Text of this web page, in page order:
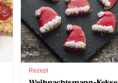
Rezept